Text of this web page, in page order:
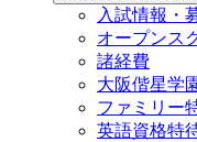
入試情報・
オープンス
諸経費
大阪偕星学
ファミリー
英語資格特